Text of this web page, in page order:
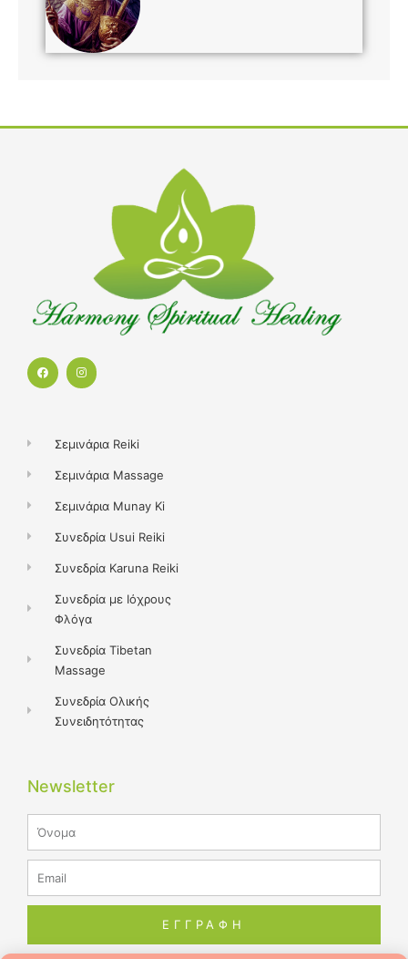
F
a
I
n
m
Σεμινάρια Reiki
Σεμινάρια Massage
Σεμινάρια Munay Ki
Συνεδρία Usui Reiki
Συνεδρία Karuna Reiki
Συνεδρία με Ιόχρους
Φλόγα
Συνεδρία Tibetan
Massage
Συνεδρία Ολικής
Συνειδητότητας
Newsletter
ΕΓΓΡΑΦΗ